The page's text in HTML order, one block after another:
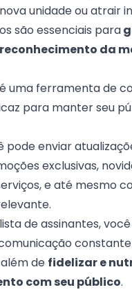
unidade ou atrair
são essenciais para
da
uma ferramenta de
para manter seu
pode enviar
exclusivas,
e até mesmo
de assinantes,
de fidelizar e
com seu público.